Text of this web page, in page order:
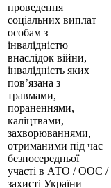
проведення
соціальних виплат
особам з
інвалідністю
внаслідок війни,
інвалідність яких
пов’язана з
травмами,
пораненнями,
каліцтвами,
захворюваннями,
отриманими під час
безпосередньої
участі в АТО / ООС /
захисті України